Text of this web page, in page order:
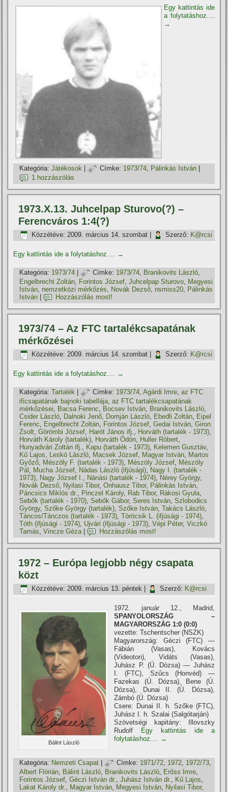
Egy kattintás ide
a folytatáshoz....
→
Kategória: Játékosok | Címke: 1973/74, Pálinkás István
1 hozzászólás
1973.X.13. Juhcelpap Sturovo(?) –
Ferencváros 1:4(?)
Közzétéve: 2009. március 14. szombat Szerző: K@rcsi
Egy kattintás ide a folytatáshoz.... →
Kategória: 1973/74 | Címke: 1973/74, Branikovits László,
Engelbrecht Zoltán Forintos József ,Juhcelpap Sturovo Megyesi
István nemzetközi mérkőzés Novák Dezső nsmiss20 Pálinkás
István
Hozzászólás most!
1973/74 – Az FTC tartalékcsapatának
mérkőzései
Közzétéve: 2009. március 14. szombat Szerző: K@rcsi
Egy kattintás ide a folytatáshoz.... →
Kategória: Tartalék | Címke: 1973/74,Agárdi Imre,az FTC
ificsapatának bajnoki tabellája ,az FTC tartalékcsapatának
mérkőzései
Bacsa Ferenc Bocsev István Branikovits László
Csider László Dalnoki Jenő Domján László Ebedli Zoltán Eipel
Ferenc
Engelbrecht Zoltán Forintos József ,Gedai István ,Giron
Zsolt ,Görömbi József Harót János ifj. Horváth (tartalék - 1973)
Horváth Károly (tartalék) Horváth Ödön Huller Róbert
Hunyadvári Zoltán ifj.
Kapu (tartalék - 1973) Kelemen Gusztáv,
Kű Lajos
Leskó László Macsek József Magyar István Martos
Győző Mészöly F. (tartalék - 1973) Mészöly József Mészöly
Pál
Mucha József Nádas László (ifjúsági) Nagy I. (tartalék -
1973) Nagy József I. Nánási (tartalék - 1974) Nérey György,
Novák Dezső Nyilasi Tibor,Onhausz Tibor, Pálinkás István
Páncsics Miklós dr.
Pinczel Károly, Rab Tibor, Rákosi Gyula
Sebők (tartalék - 1970) ,Sebők Gábor,Seres István ,Szlobodics
György,Szőke György (tartalék) ,Szőke István ,Takács László
Táncos/Tánczos (tartalék - 1973) ,Töröcsik L. (ifjúsági - 1974)
Tóth (ifjúsági - 1974) Ujvári (ifjúsági - 1973) ,Vépi Péter,Viczkó
Tamás,Vincze Géza| Hozzászólás most!
1972 – Európa legjobb négy csapata
közt
Közzétéve: 2009. március 13. péntek Szerző: K@rcsi
Bálint László
1972. január 12., Madrid,
SPANYOLORSZÁG –
MAGYARORSZÁG 1:0 (0:0)
vezette: Tschentscher (NSZK)
Magyarország: Géczi (FTC) —
Fábián (Vasas), Kovács
(Videoton), Vidáts (Vasas),
Juhász P. (Ú. Dózsa) — Juhász
I. (FTC), Szűcs (Honvéd) —
Fazekas (Ú. Dózsa), Bene (Ú.
Dózsa), Dunai II. (Ú. Dózsa),
Zámbó (Ú. Dózsa)
Csere: Dunai II. h. Szőke (FTC),
Juhász I. h. Szalai (Salgótarján)
Szövetségi kapitány: Illovszky
Rudolf Egy kattintás ide a
folytatáshoz....
→
Kategória: Nemzeti Csapat | Címke: 1971/72, 1972, 1972/73,
Albert Flórián
Bálint László Branikovits László Erőss Imre
Forintos József ,Géczi István dr. ,Juhász István dr. Kű Lajos
Lakat Károly dr.
Magyar István Megyesi István Nyilasi Tibor,